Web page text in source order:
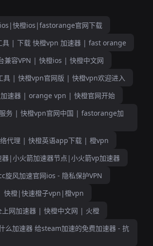
快橙ios|fastorange官网下载
具 | 下载 快橙vpn 加速器 | fast orange
兼容VPN | 快橙ios | 快橙中文网
具 | 快橙vpn官网版 | 快橙vpn欢迎进入
速器 | orange vpn | 快橙官网开始
务 | 快橙vpn官网中国 | fastorange加
代理 | 快橙英语app下载 | 橙vpn
器|小火箭加速器节点|小火箭vp加速器
旋风加速官网ios - 隐私保护VPN
快橙|快速橙子vpn|橙vpn
上网加速器 | 快橙中文网 | 火橙
么加速器 给steam加速的免费加速器 - 抗